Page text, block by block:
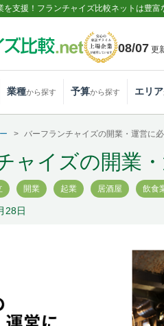
支援！フランチャイズ比較ネットは豊富
08/07 更
業種から探す 予算から探す エリア
バーフランチャイズの開業・運営に
ャイズの開業
開業 起業 居酒屋 飲食
28日